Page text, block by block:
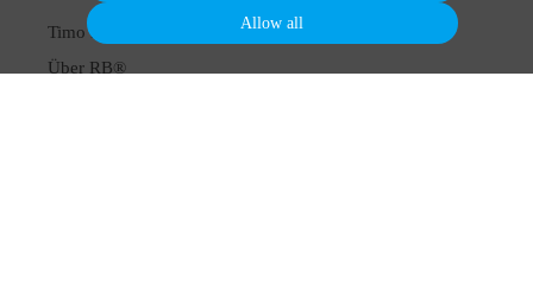
Timo Niessner
Über RB®
Allow all